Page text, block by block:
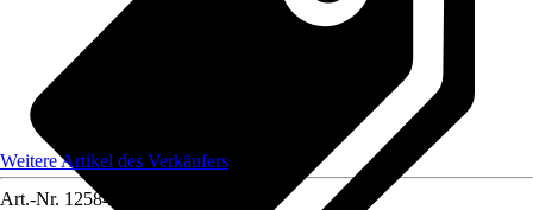
Weitere Artikel des Verkäufers
Art.-Nr. 12584638